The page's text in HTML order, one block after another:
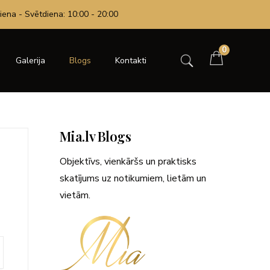
- Svētdiena: 10:00 - 20:00
Galerija Blogs Kontakti
0
Mia.lv Blogs
Objektīvs, vienkāršs un praktisks
skatījums uz notikumiem, lietām un
vietām.